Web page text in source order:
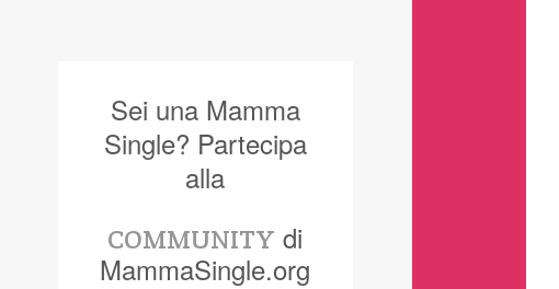
Sei una Mamma
Single? Partecipa
alla
COMMUNITY di
MammaSingle.org